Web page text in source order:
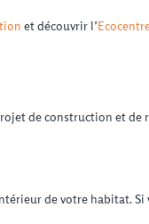
et découvrir l’
de construction et de
de votre habitat.